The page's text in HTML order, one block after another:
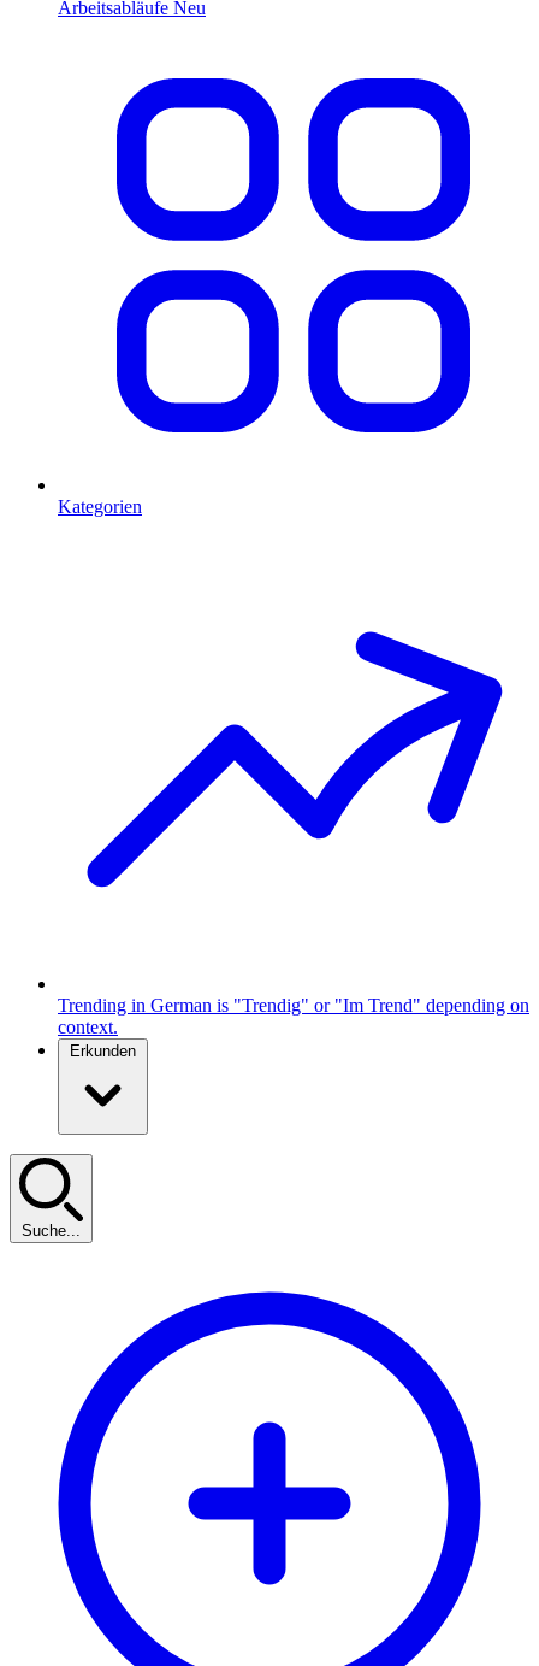
Arbeitsabläufe Neu
Kategorien
Trending in German is "Trendig" or "Im Trend" depending on
context.
Erkunden
Suche...